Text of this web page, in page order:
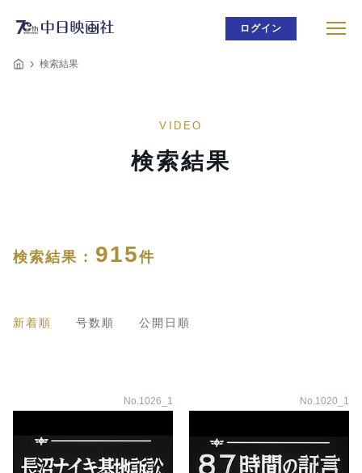
ログイン
検索結果
VIDEO
検索結果
検索結果 : 915件
新着順 号数順 公開日順
No.1026_1 No.1020_1